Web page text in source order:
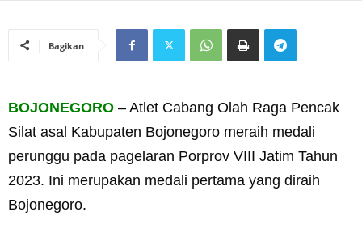
Bagikan
BOJONEGORO – Atlet Cabang Olah Raga Pencak
Silat asal Kabupaten Bojonegoro meraih medali
perunggu pada pagelaran Porprov VIII Jatim Tahun
2023. Ini merupakan medali pertama yang diraih
Bojonegoro.